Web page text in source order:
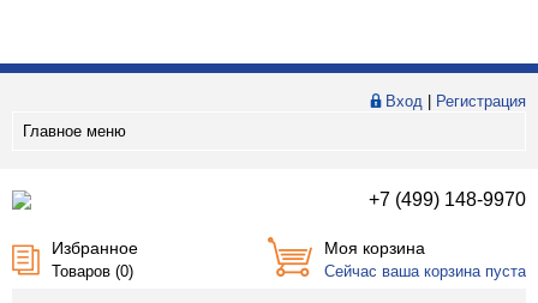
Вход
Регистрация
Главное меню
+7 (499) 148-9970
Избранное
Товаров (0)
Моя корзина
Сейчас ваша корзина пуста